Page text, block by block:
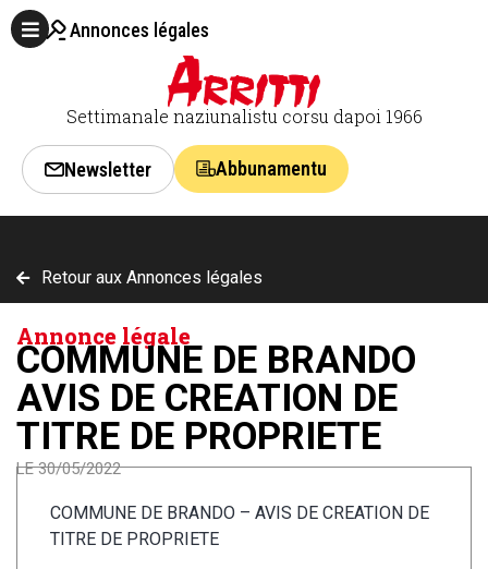
Annonces légales
Settimanale naziunalistu corsu dapoi 1966
Newsletter Abbunamentu
Retour aux Annonces légales
Annonce légale
COMMUNE DE BRANDO
AVIS DE CREATION DE
TITRE DE PROPRIETE
LE 30/05/2022
COMMUNE DE BRANDO – AVIS DE CREATION DE
TITRE DE PROPRIETE